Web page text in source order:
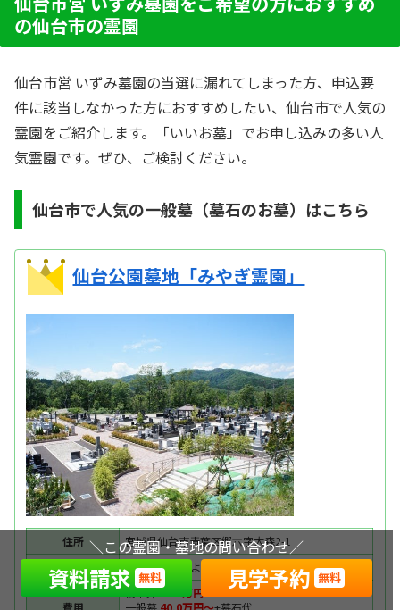
の仙台市の霊園
仙台市営 いずみ墓園の当選に漏れてしまった方、申込要
件に該当しなかった方におすすめしたい、仙台市で人気の
霊園をご紹介します。「いいお墓」でお申し込みの多い人
気霊園です。ぜひ、ご検討ください。
仙台市で人気の一般墓（墓石のお墓）はこちら
仙台公園墓地「みやぎ霊園」
住所
宮城県仙台市青葉区郷六字大森2-1
アクセス
JR「仙台駅」より車で約15分
費用
樹木葬58.0万円〜
一般墓 40.0万円〜+墓石代
＼この霊園・墓地の問い合わせ／
資料請求 無料 見学予約 無料